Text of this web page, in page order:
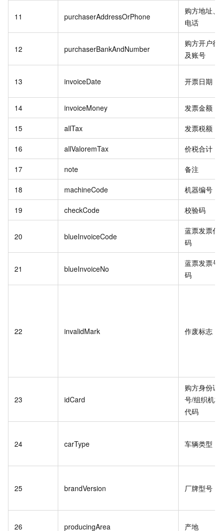
11 purchaserAddressOrPhone
购方地址、
电话
12 purchaserBankAndNumber
购方开户行
及账号
13 invoiceDate 开票日期
14 invoiceMoney 发票金额
15 allTax 发票税额
16 allValoremTax 价税合计
17 note 备注
18 machineCode 机器编号
19 checkCode 校验码
20 blueInvoiceCode
蓝票发票代
码
21 blueInvoiceNo
蓝票发票号
码
22 invalidMark 作废标志
23 idCard
购方身份证
号/组织机构
代码
24 carType 车辆类型
25 brandVersion 厂牌型号
26 producingArea 产地